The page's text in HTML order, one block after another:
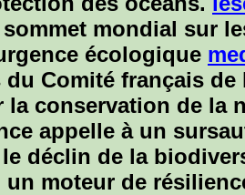
mondial sur
écologique
du Comité français
la conservation de la
appelle à un
déclin de la
un moteur de